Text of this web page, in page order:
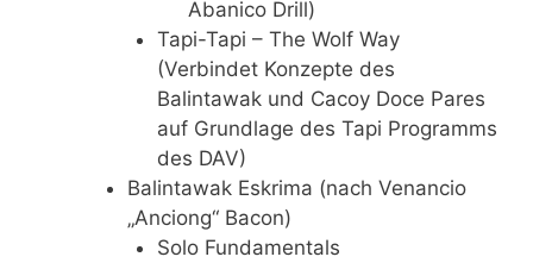
Abanico Drill)
Tapi-Tapi – The Wolf Way
(Verbindet Konzepte des
Balintawak und Cacoy Doce Pares
auf Grundlage des Tapi Programms
des DAV)
Balintawak Eskrima (nach Venancio
„Anciong“ Bacon)
Solo Fundamentals